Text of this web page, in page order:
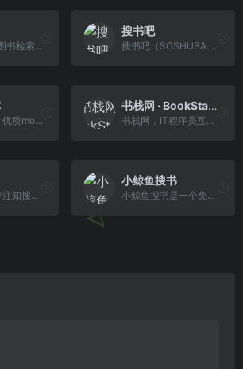
书葵网_海量图书检索下载
搜书吧
搜书吧（SOSHUBA.COM）- 专业的图书搜索网站，本站汇总几十家网站数据，提供电子书，纸质图书，文学小说，期刊文献等在线搜索，为您提供便捷的电子书搜索体验!
书籍知识库 - 优质mobi,azw3,TXT,PDF,epub格式电子书分享站
书栈网 · BookStack
书栈网，IT程序员互联网开源编程书籍阅读分享，囊括小程序、前端、后端、移动端、云计算、大数据、区块链、机器学习、人工智能和面试笔试等相关书籍，助你【码】力十足！
知搜是一个专注知搜搜索的搜索引擎，收录网络上的各种书籍资源！
小鲸鱼搜书
小鲸鱼搜书是一个免费的电子书下载导航网站，汇总电子书免费下载网站，方便书友检索电子书资源！